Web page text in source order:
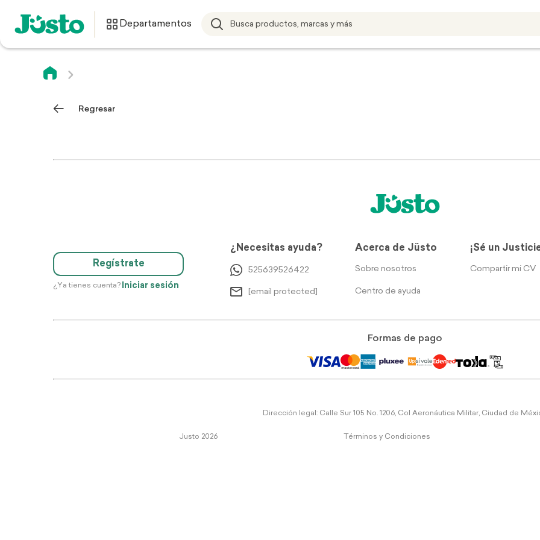
Departamentos
Regresar
Regístrate
¿Ya tienes cuenta? Iniciar sesión
¿Necesitas ayuda?
525639526422
[email protected]
Acerca de Jüsto
Sobre nosotros
Centro de ayuda
¡Sé un
Compartir mi CV
Formas de pago
Dirección legal: Calle Sur 105 No. 1206, Col Aeronáutica Militar, Ciudad de
Justo 2026 Términos y Condiciones